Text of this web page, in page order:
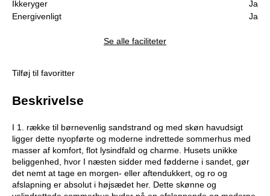
Ikkeryger
Ja
Energivenligt
Ja
Se alle faciliteter
Tilføj til favoritter
Beskrivelse
I 1. række til børnevenlig sandstrand og med skøn havudsigt
ligger dette nyopførte og moderne indrettede sommerhus med
masser af komfort, flot lysindfald og charme. Husets unikke
beliggenhed, hvor I næsten sidder med fødderne i sandet, gør
det nemt at tage en morgen- eller aftendukkert, og ro og
afslapning er absolut i højsædet her. Dette skønne og